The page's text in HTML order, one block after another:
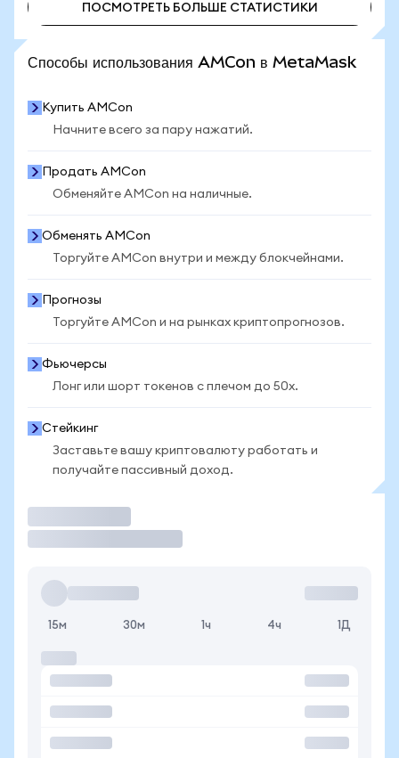
ПОСМОТРЕТЬ БОЛЬШЕ СТАТИСТИКИ
Способы использования AMCon в MetaMask
Купить AMCon
Начните всего за пару нажатий.
Продать AMCon
Обменяйте AMCon на наличные.
Обменять AMCon
Торгуйте AMCon внутри и между блокчейнами.
Прогнозы
Торгуйте AMCon и на рынках криптопрогнозов.
Фьючерсы
Лонг или шорт токенов с плечом до 50x.
Стейкинг
Заставьте вашу криптовалюту работать и
получайте пассивный доход.
15м 30м 1ч 4ч 1Д